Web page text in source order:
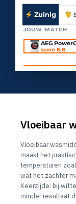
Zuinig
JOUW MATCH
AEG
score 8,8
Vloeibaar
Vloeibaar
maakt het
temperaturen
wat het zachter
Keerzijde: bij
minder resultaat